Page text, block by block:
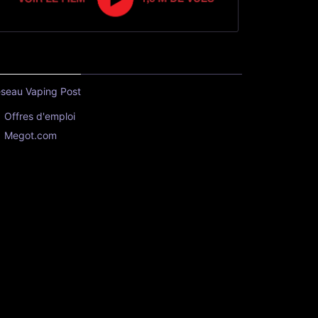
Vaping Post
Offres d'emploi
Megot.com